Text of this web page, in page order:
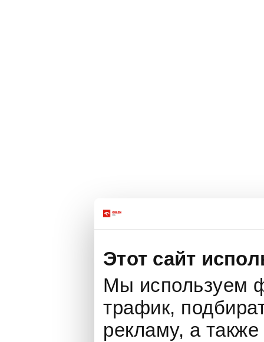
Этот сайт
Мы используем
трафик,
рекламу, а